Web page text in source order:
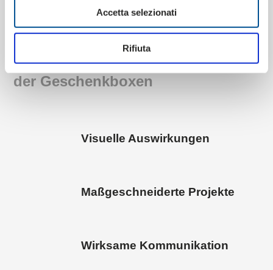
Accetta selezionati
Rifiuta
Die wichtigsten Merkmale
der Geschenkboxen
Visuelle Auswirkungen
Maßgeschneiderte Projekte
Wirksame Kommunikation